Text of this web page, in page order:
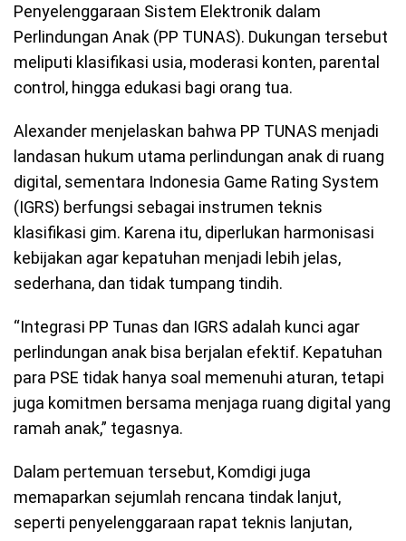
Penyelenggaraan Sistem Elektronik dalam
Perlindungan Anak (PP TUNAS). Dukungan tersebut
meliputi klasifikasi usia, moderasi konten, parental
control, hingga edukasi bagi orang tua.
Alexander menjelaskan bahwa PP TUNAS menjadi
landasan hukum utama perlindungan anak di ruang
digital, sementara Indonesia Game Rating System
(IGRS) berfungsi sebagai instrumen teknis
klasifikasi gim. Karena itu, diperlukan harmonisasi
kebijakan agar kepatuhan menjadi lebih jelas,
sederhana, dan tidak tumpang tindih.
“Integrasi PP Tunas dan IGRS adalah kunci agar
perlindungan anak bisa berjalan efektif. Kepatuhan
para PSE tidak hanya soal memenuhi aturan, tetapi
juga komitmen bersama menjaga ruang digital yang
ramah anak,” tegasnya.
Dalam pertemuan tersebut, Komdigi juga
memaparkan sejumlah rencana tindak lanjut,
seperti penyelenggaraan rapat teknis lanjutan,